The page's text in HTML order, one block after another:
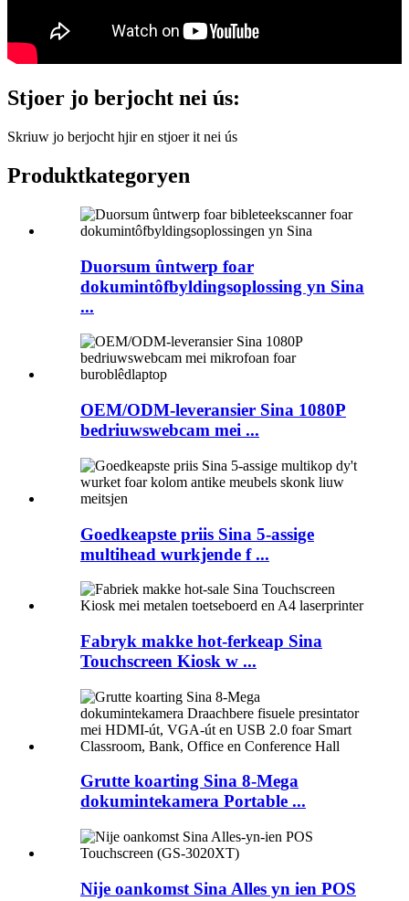
Stjoer jo berjocht nei ús:
Skriuw jo berjocht hjir en stjoer it nei ús
Produktkategoryen
Duorsum ûntwerp foar
dokumintôfbyldingsoplossing yn Sina
...
OEM/ODM-leveransier Sina 1080P
bedriuwswebcam mei ...
Goedkeapste priis Sina 5-assige
multihead wurkjende f ...
Fabryk makke hot-ferkeap Sina
Touchscreen Kiosk w ...
Grutte koarting Sina 8-Mega
dokumintekamera Portable ...
Nije oankomst Sina Alles yn ien POS